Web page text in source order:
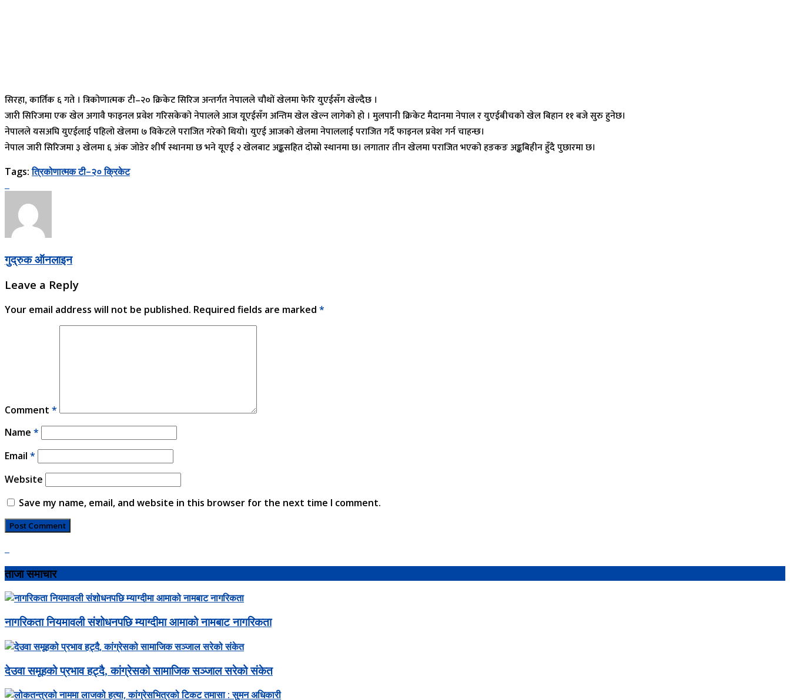
सिरहा, कार्तिक ६ गते । त्रिकोणात्मक टी–२० क्रिकेट सिरिज अन्तर्गत नेपालले चौथों खेलमा फेरि युएईसँग खेल्दैछ ।
जारी सिरिजमा एक खेल अगावै फाइनल प्रवेश गरिसकेको नेपालले आज यूएईसँग अन्तिम खेल खेल्न लागेको हो । मुलपानी क्रिकेट मैदानमा नेपाल र युएईबीचको खेल बिहान ११ बजे सुरु हुनेछ।
नेपालले यसअघि युएईलाई पहिलो खेलमा ७ विकेटले पराजित गरेको थियो। युएई आजको खेलमा नेपाललाई पराजित गर्दै फाइनल प्रवेश गर्न चाहन्छ।
नेपाल जारी सिरिजमा ३ खेलमा ६ अंक जोडेर शीर्ष स्थानमा छ भने यूएई २ खेलबाट अङ्कसहित दोस्रो स्थानमा छ। लगातार तीन खेलमा पराजित भएको हङकङ अङ्कबिहीन हुँदै पुछारमा छ।
Tags: त्रिकोणात्मक टी–२० क्रिकेट
गुद्रुक ऑनलाइन
Leave a Reply
Your email address will not be published. Required fields are marked *
Comment *
Name *
Email *
Website
Save my name, email, and website in this browser for the next time I comment.
ताजा समाचार
नागरिकता नियमावली संशोधनपछि म्याग्दीमा आमाको नामबाट नागरिकता
देउवा समूहको प्रभाव हट्दै, कांग्रेसको सामाजिक सञ्जाल सरेको संकेत